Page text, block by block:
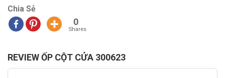
Chia Sẻ
0
Shares
REVIEW ỐP CỘT CỬA 300623